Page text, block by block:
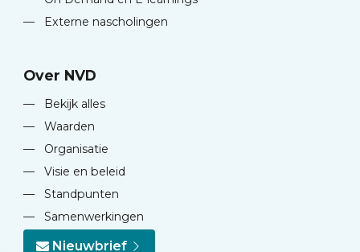
—
Externe nascholingen
Over NVD
—
Bekijk alles
—
Waarden
—
Organisatie
—
Visie en beleid
—
Standpunten
—
Samenwerkingen
Nieuwbrief